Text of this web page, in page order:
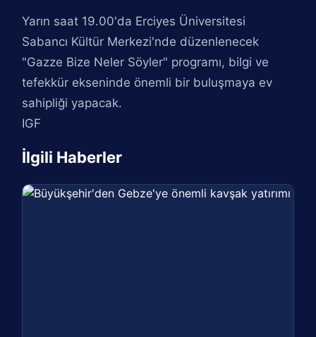
Yarın saat 19.00'da Erciyes Üniversitesi
Sabancı Kültür Merkezi'nde düzenlenecek
"Gazze Bize Neler Söyler" programı, bilgi ve
tefekkür ekseninde önemli bir buluşmaya ev
sahipliği yapacak.
IGF
İlgili Haberler